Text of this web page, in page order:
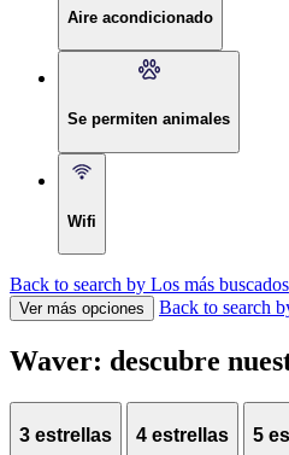
Aire acondicionado
Se permiten animales
Wifi
Back to search by Los más buscados
Ver más opciones Back to search
Waver: descubre
3 estrellas 4 estrellas 5